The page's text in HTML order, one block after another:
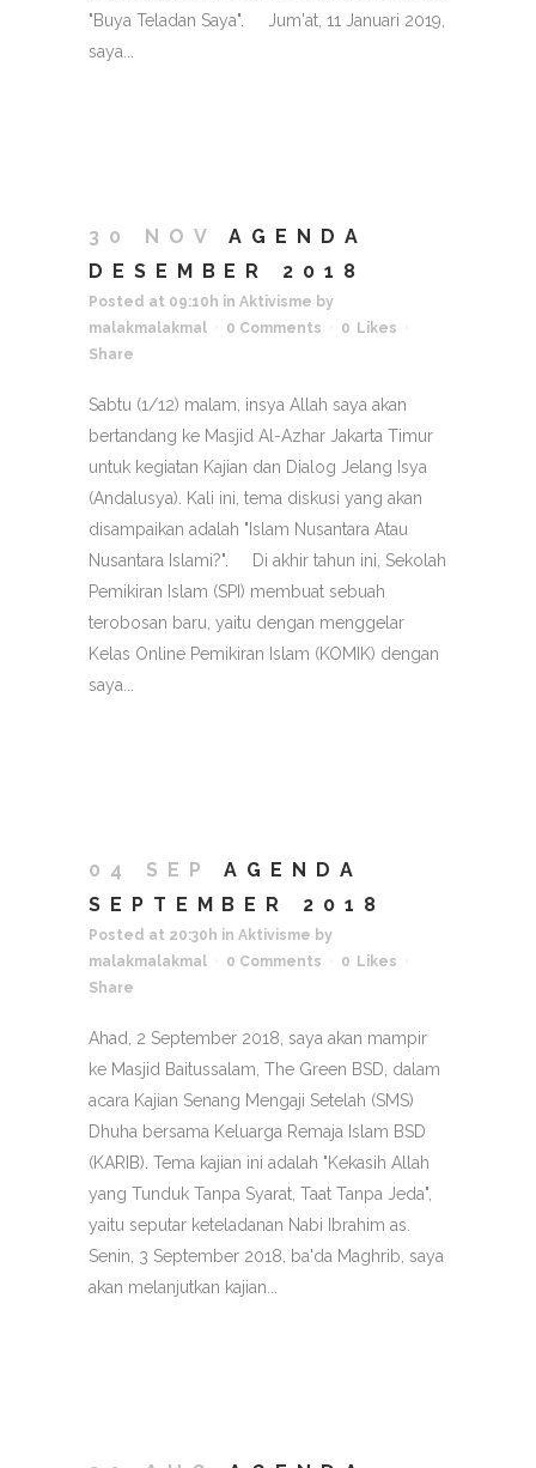
"Buya Teladan Saya". Jum'at, 11 Januari 2019,
saya...
30 NOV
AGENDA
DESEMBER 2018
Posted at 09:10h in Aktivisme by
malakmalakmal
0 Comments 0
Likes
Share
Sabtu (1/12) malam, insya Allah saya akan
bertandang ke Masjid Al-Azhar Jakarta Timur
untuk kegiatan Kajian dan Dialog Jelang Isya
(Andalusya). Kali ini, tema diskusi yang akan
disampaikan adalah "Islam Nusantara Atau
Nusantara Islami?". Di akhir tahun ini, Sekolah
Pemikiran Islam (SPI) membuat sebuah
terobosan baru, yaitu dengan menggelar
Kelas Online Pemikiran Islam (KOMIK) dengan
saya...
04 SEP
AGENDA
SEPTEMBER 2018
Posted at 20:30h in Aktivisme by
malakmalakmal
0 Comments 0
Likes
Share
Ahad, 2 September 2018, saya akan mampir
ke Masjid Baitussalam, The Green BSD, dalam
acara Kajian Senang Mengaji Setelah (SMS)
Dhuha bersama Keluarga Remaja Islam BSD
(KARIB). Tema kajian ini adalah "Kekasih Allah
yang Tunduk Tanpa Syarat, Taat Tanpa Jeda",
yaitu seputar keteladanan Nabi Ibrahim as.
Senin, 3 September 2018, ba'da Maghrib, saya
akan melanjutkan kajian...